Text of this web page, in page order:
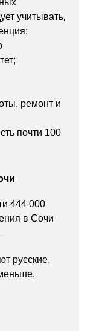
учитывать,
ремонт и
почти 100
444 000
в Сочи
русские,